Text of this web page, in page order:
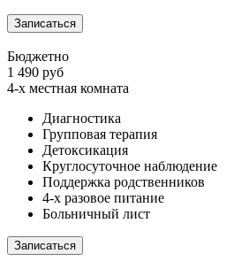
Записаться
Бюджетно
1 490 руб
4-х местная комната
Диагностика
Групповая терапия
Детоксикация
Круглосуточное наблюдение
Поддержка родственников
4-х разовое питание
Больничный лист
Записаться